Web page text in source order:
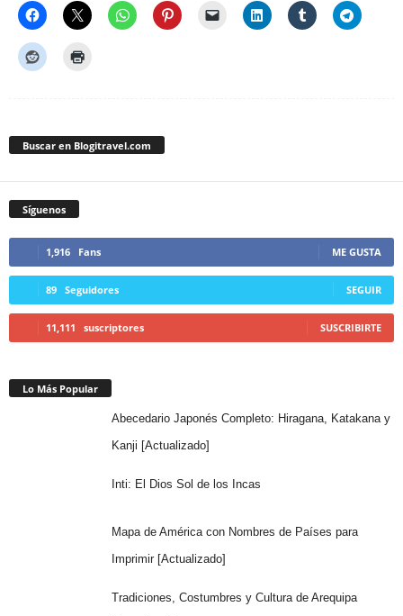
Buscar en Blogitravel.com
Síguenos
1,916 Fans ME GUSTA
89 Seguidores SEGUIR
11,111 suscriptores SUSCRIBIRTE
Lo Más Popular
Abecedario Japonés Completo: Hiragana, Katakana y
Kanji [Actualizado]
Inti: El Dios Sol de los Incas
Mapa de América con Nombres de Países para
Imprimir [Actualizado]
Tradiciones, Costumbres y Cultura de Arequipa